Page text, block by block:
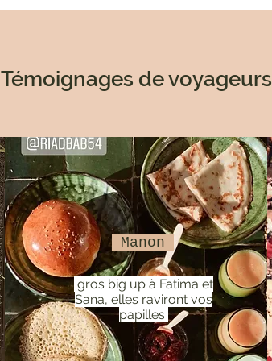
Témoignages de voyageurs
gros big up à Fatima et
Sana, elles raviront vos
papilles
Manon